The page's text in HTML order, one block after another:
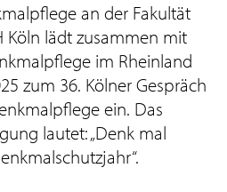
an der Fakultät
Köln lädt zusammen mit
im Rheinland
zum 36. Kölner Gespräch
ein. Das
lautet: „Denk mal